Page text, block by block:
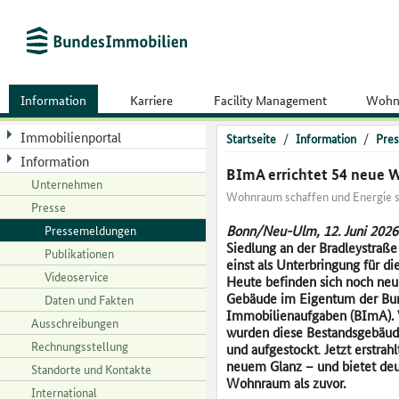
Information Karriere Facility Management
Immobilienportal
Information
Unternehmen
Presse
Pressemeldungen
Publikationen
Videoservice
Daten und Fakten
Ausschreibungen
Rechnungsstellung
Standorte und Kontakte
International
Startseite / Information /
BImA errichtet 54 neue
Wohnraum schaffen und Energie
Bonn/Neu-Ulm, 12. Juni
Siedlung an der
einst als Unterbringung für
Heute befinden sich noch
Gebäude im Eigentum der
Immobilienaufgaben (BImA).
wurden diese
und aufgestockt.Jetzt
neuem Glanz – und bietet
Wohnraum als zuvor.